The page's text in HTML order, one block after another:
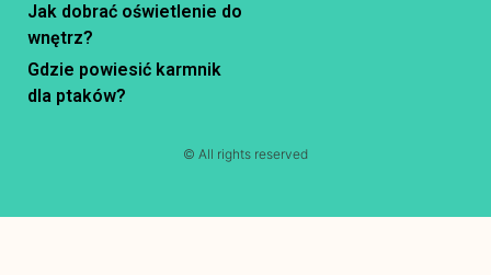
Jak dobrać oświetlenie do
wnętrz?
Gdzie powiesić karmnik
dla ptaków?
© All rights reserved